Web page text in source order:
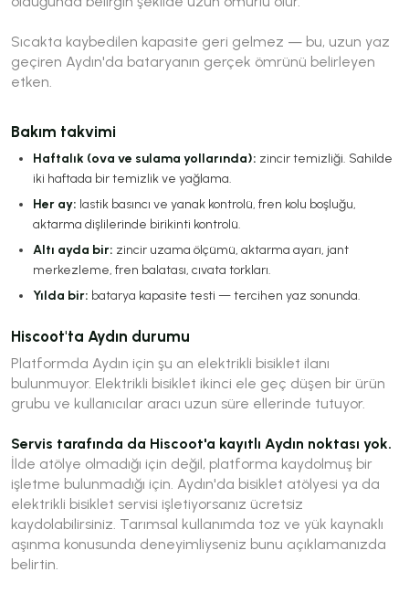
Sıcakta kaybedilen kapasite geri gelmez — bu, uzun yaz
geçiren Aydın'da bataryanın gerçek ömrünü belirleyen
etken.
Bakım takvimi
Haftalık (ova ve sulama yollarında): zincir temizliği. Sahilde
iki haftada bir temizlik ve yağlama.
Her ay: lastik basıncı ve yanak kontrolü, fren kolu boşluğu,
aktarma dişlilerinde birikinti kontrolü.
Altı ayda bir: zincir uzama ölçümü, aktarma ayarı, jant
merkezleme, fren balatası, cıvata torkları.
Yılda bir: batarya kapasite testi — tercihen yaz sonunda.
Hiscoot'ta Aydın durumu
Platformda Aydın için şu an elektrikli bisiklet ilanı
bulunmuyor. Elektrikli bisiklet ikinci ele geç düşen bir ürün
grubu ve kullanıcılar aracı uzun süre ellerinde tutuyor.
Servis tarafında da Hiscoot'a kayıtlı Aydın noktası yok.
İlde atölye olmadığı için değil, platforma kaydolmuş bir
işletme bulunmadığı için. Aydın'da bisiklet atölyesi ya da
elektrikli bisiklet servisi işletiyorsanız ücretsiz
kaydolabilirsiniz. Tarımsal kullanımda toz ve yük kaynaklı
aşınma konusunda deneyimliyseniz bunu açıklamanızda
belirtin.